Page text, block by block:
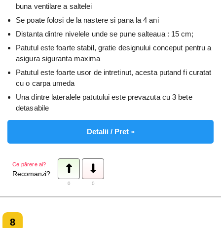
buna ventilare a saltelei
Se poate folosi de la nastere si pana la 4 ani
Distanta dintre nivelele unde se pune salteaua : 15 cm;
Patutul este foarte stabil, gratie designului conceput pentru a
asigura siguranta maxima
Patutul este foarte usor de intretinut, acesta putand fi curatat
cu o carpa umeda
Una dintre lateralele patutului este prevazuta cu 3 bete
detasabile
Detalii / Pret »
Ce părere ai?
Recomanzi?
0 0
8